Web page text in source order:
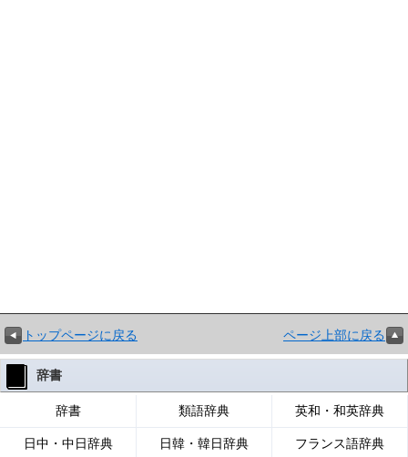
トップページに戻る ページ上部に戻る
辞書
辞書 類語辞典 英和・和英辞典
日中・中日辞典 日韓・韓日辞典 フランス語辞典